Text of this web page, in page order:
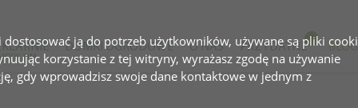
ją do potrzeb użytkowników, używane są pliki
korzystanie z tej witryny, wyrażasz zgodę na używanie
gdy wprowadzisz swoje dane kontaktowe w jednym z
I OGRODY ZIMOWE
DOMKI OGRODOWE O NAS PRZYDATNE BLOG